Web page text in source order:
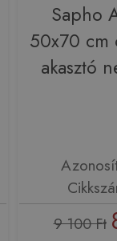
Sapho
50x70 cm
akasztó
9 100 Ft